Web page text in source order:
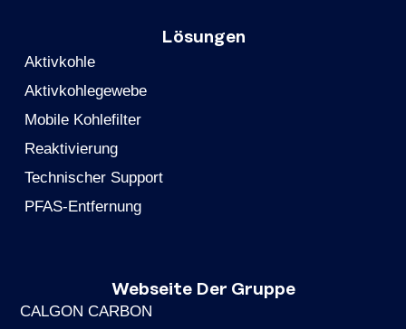
Lösungen
Aktivkohle
Aktivkohlegewebe
Mobile Kohlefilter
Reaktivierung
Technischer Support
PFAS-Entfernung
Webseite Der Gruppe
CALGON CARBON